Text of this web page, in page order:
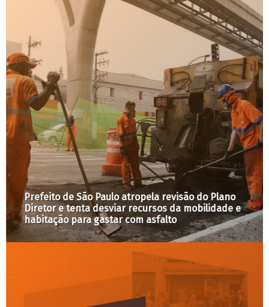
Prefeito de São Paulo atropela revisão do Plano
Diretor e tenta desviar recursos da mobilidade e
habitação para gastar com asfalto